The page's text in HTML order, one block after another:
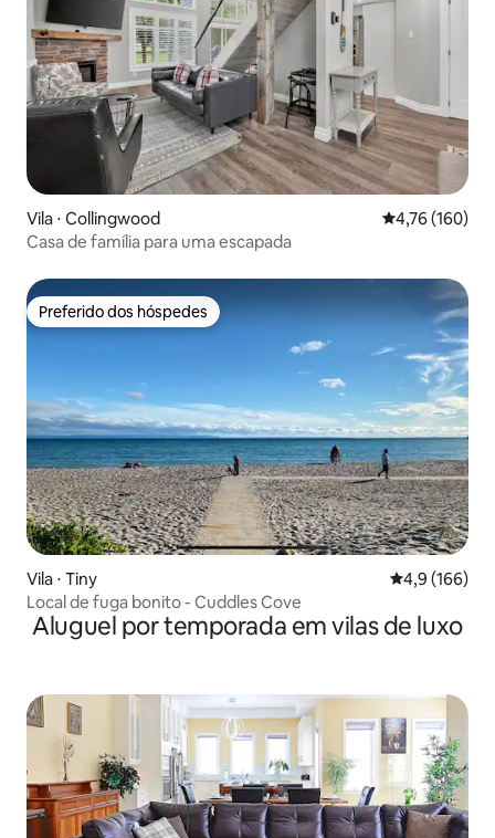
Vila ⋅ Collingwood 4,76 de uma
4,76 (160)
Casa de família para uma escapada
Preferido dos hóspedes
Preferido dos hóspedes
Vila ⋅ Tiny 4,9 de uma
4,9 (166)
Local de fuga bonito - Cuddles Cove
Aluguel por temporada em vilas de luxo